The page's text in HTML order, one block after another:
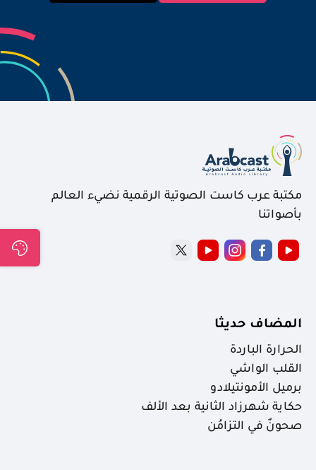
مكتبة عرب كاست الصوتية الرقمية نضيء العالم
بأصواتنا
المضاف حديثا
الحرارة الباردة
القلب الواشي
برميل الأمونتيلادو
حكاية شهرزاد الثانية بعد الألف
صحونٌ في التزامُن